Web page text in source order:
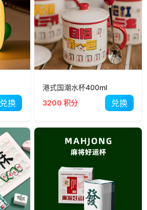
兑换
港式国潮水杯400ml
3200 积分
兑换